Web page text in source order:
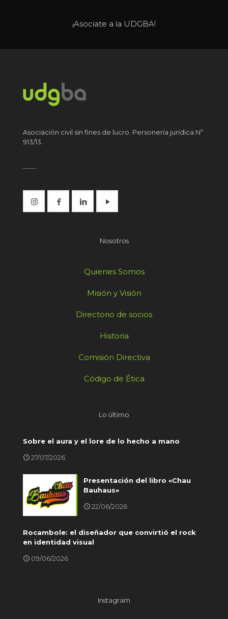
¡Asociate a la UDGBA!
Asociación civil sin fines de lucro. Personería jurídica Nº
913/13.
Nosotros
Quienes Somos
Misión y Visión
Directorio de socios
Historia
Comisión Directiva
Código de Ética
Lo último
Sobre el aura y el lore de lo hecho a mano
27/07/2026
Presentación del libro «Chau
Bauhaus»
22/06/2026
Rocambole: el diseñador que convirtió el rock
en identidad visual
09/06/2026
Instagram